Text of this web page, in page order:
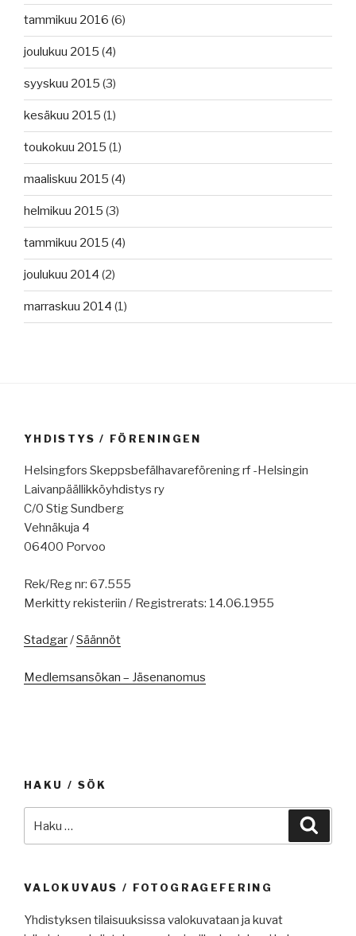
tammikuu 2016 (6)
joulukuu 2015 (4)
syyskuu 2015 (3)
kesäkuu 2015 (1)
toukokuu 2015 (1)
maaliskuu 2015 (4)
helmikuu 2015 (3)
tammikuu 2015 (4)
joulukuu 2014 (2)
marraskuu 2014 (1)
YHDISTYS / FÖRENINGEN
Helsingfors Skeppsbefälhavareförening rf -Helsingin
Laivanpäällikköyhdistys ry
C/0 Stig Sundberg
Vehnäkuja 4
06400 Porvoo
Rek/Reg nr: 67.555
Merkitty rekisteriin / Registrerats: 14.06.1955
Stadgar/Säännöt
Medlemsansökan – Jäsenanomus
HAKU / SÖK
VALOKUVAUS / FOTOGRAGEFERING
Yhdistyksen tilaisuuksissa valokuvataan ja kuvat